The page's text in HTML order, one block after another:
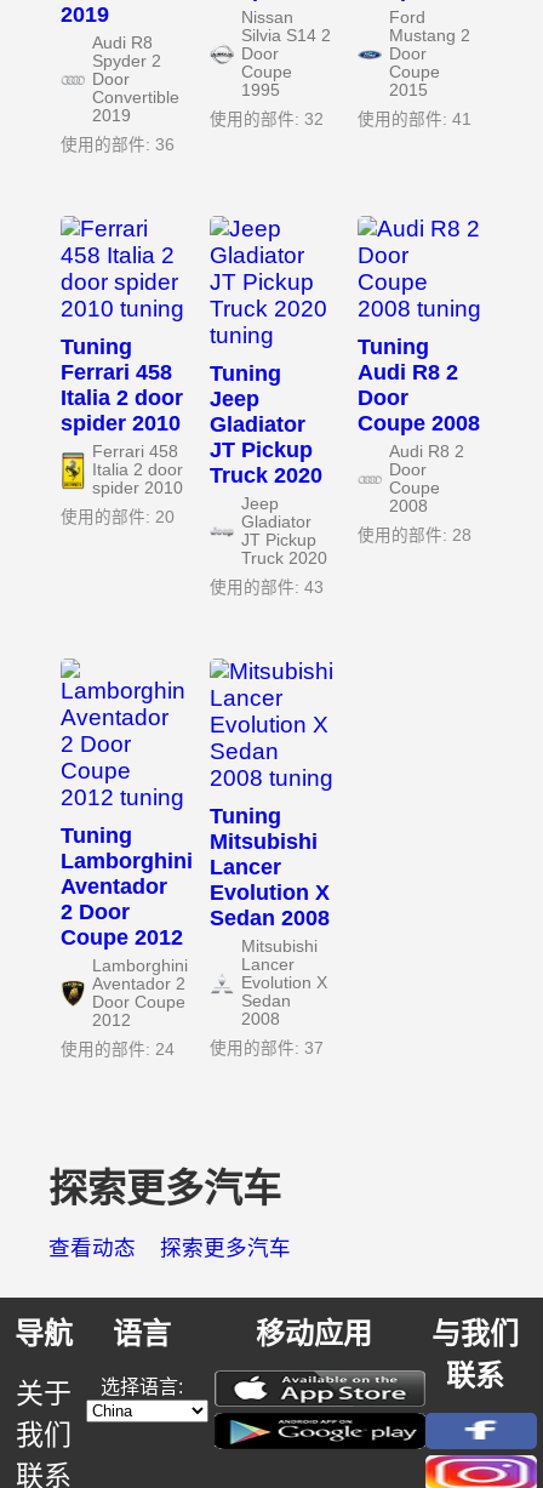
2019
Audi R8
Spyder 2
Door
Convertible
2019
使用的部件: 36
Nissan
Silvia S14 2
Door
Coupe
1995
使用的部件: 32
Ford
Mustang 2
Door
Coupe
2015
使用的部件: 41
Tuning
Ferrari 458
Italia 2 door
spider 2010
Ferrari 458
Italia 2 door
spider 2010
使用的部件: 20
Tuning
Jeep
Gladiator
JT Pickup
Truck 2020
Jeep
Gladiator
JT Pickup
Truck 2020
使用的部件: 43
Tuning
Audi R8 2
Door
Coupe 2008
Audi R8 2
Door
Coupe
2008
使用的部件: 28
Tuning
Lamborghini
Aventador
2 Door
Coupe 2012
Lamborghini
Aventador 2
Door Coupe
2012
使用的部件: 24
Tuning
Mitsubishi
Lancer
Evolution X
Sedan 2008
Mitsubishi
Lancer
Evolution X
Sedan
2008
使用的部件: 37
探索更多汽车
查看动态 探索更多汽车
导航
关于
我们
联系
语言
选择语言:
移动应用
与我们
联系